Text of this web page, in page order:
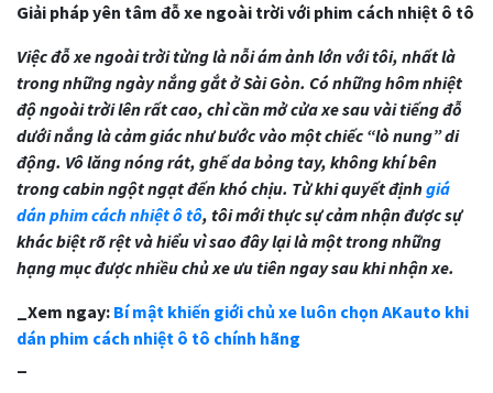
Giải pháp yên tâm đỗ xe ngoài trời với phim cách nhiệt ô tô
Việc đỗ xe ngoài trời từng là nỗi ám ảnh lớn với tôi, nhất là
trong những ngày nắng gắt ở Sài Gòn. Có những hôm nhiệt
độ ngoài trời lên rất cao, chỉ cần mở cửa xe sau vài tiếng đỗ
dưới nắng là cảm giác như bước vào một chiếc “lò nung” di
động. Vô lăng nóng rát, ghế da bỏng tay, không khí bên
trong cabin ngột ngạt đến khó chịu. Từ khi quyết địnhgiá
dán phim cách nhiệt ô tô, tôi mới thực sự cảm nhận được sự
khác biệt rõ rệt và hiểu vì sao đây lại là một trong những
hạng mục được nhiều chủ xe ưu tiên ngay sau khi nhận xe.
_Xem ngay: Bí mật khiến giới chủ xe luôn chọn AKauto khi
dán phim cách nhiệt ô tô chính hãng